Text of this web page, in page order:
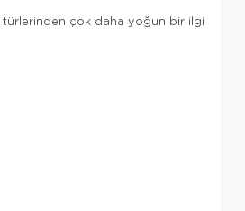
türlerinden çok daha yoğun bir ilgi